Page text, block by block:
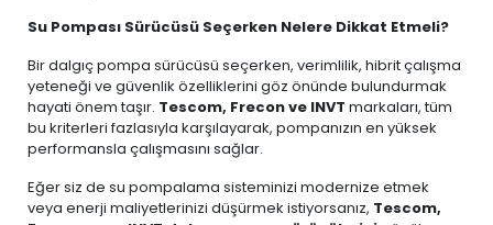
Su Pompası Sürücüsü Seçerken Nelere Dikkat Etmeli?
Bir dalgıç pompa sürücüsü seçerken, verimlilik, hibrit çalışma
yeteneği ve güvenlik özelliklerini göz önünde bulundurmak
hayati önem taşır. Tescom, Frecon ve INVT markaları, tüm
bu kriterleri fazlasıyla karşılayarak, pompanızın en yüksek
performansla çalışmasını sağlar.
Eğer siz de su pompalama sisteminizi modernize etmek
veya enerji maliyetlerinizi düşürmek istiyorsanız, Tescom,